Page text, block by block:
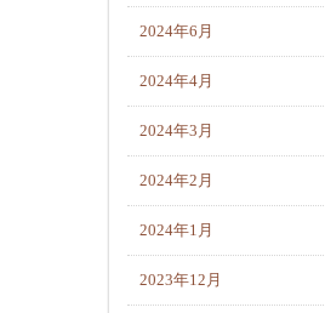
2024年6月
2024年4月
2024年3月
2024年2月
2024年1月
2023年12月